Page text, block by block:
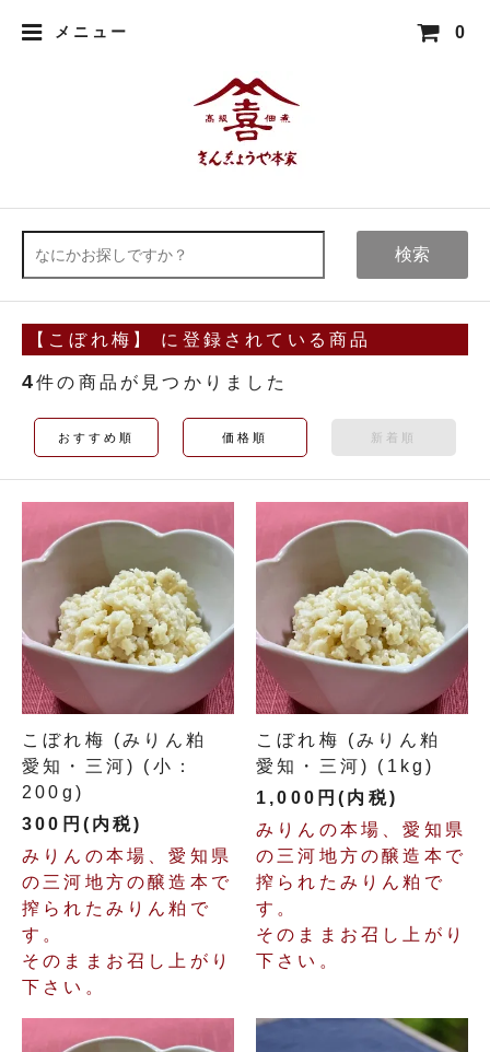
メニュー 0
検索
【こぼれ梅】 に登録されている商品
4件の商品が見つかりました
おすすめ順 価格順 新着順
こぼれ梅 (みりん粕
愛知・三河) (小：
200g)
300円(内税)
みりんの本場、愛知県
の三河地方の醸造本で
搾られたみりん粕で
す。
そのままお召し上がり
下さい。
こぼれ梅 (みりん粕
愛知・三河) (1kg)
1,000円(内税)
みりんの本場、愛知県
の三河地方の醸造本で
搾られたみりん粕で
す。
そのままお召し上がり
下さい。